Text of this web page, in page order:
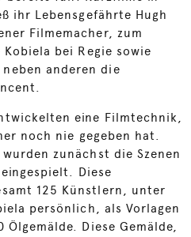
ihr Lebensgefährte Hugh
Filmemacher, zum
bei Regie sowie
anderen die
eine Filmtechnik,
noch nie gegeben hat.
zunächst die Szenen
Diese
125 Künstlern, unter
persönlich, als Vorlagen
Diese Gemälde,